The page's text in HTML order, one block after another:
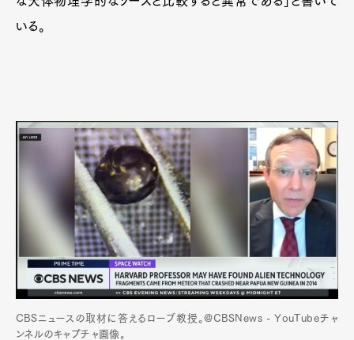
いる。
CBSニュースの取材に答えるローブ教授。@CBSNews - YouTubeチャ
ンネルのキャプチャ画像。